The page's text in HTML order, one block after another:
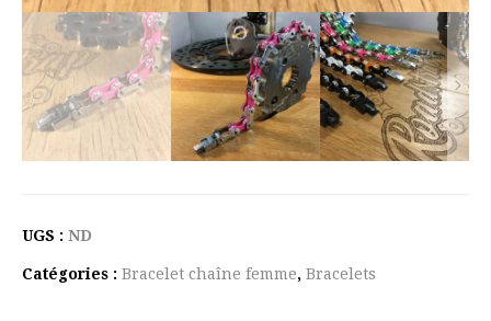
UGS : ND
Catégories : Bracelet chaîne femme, Bracelets